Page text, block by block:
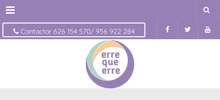
Menu
Contactar 626 154 570/ 956 922 284